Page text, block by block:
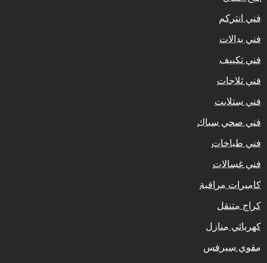
فني انتركم
فني بدالات
فني تكييف
فني ثلاجات
فني ستلايت
فني صحي سباك
فني طباخات
فني غسالات
كاميرات مراقبة
كراج متنقل
كهربائي منازل
مقوي سيرفس